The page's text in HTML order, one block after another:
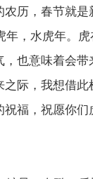
农历，春节就
年，水虎年。虎
，也意味着会带
际，我想借此
祝福，祝愿你